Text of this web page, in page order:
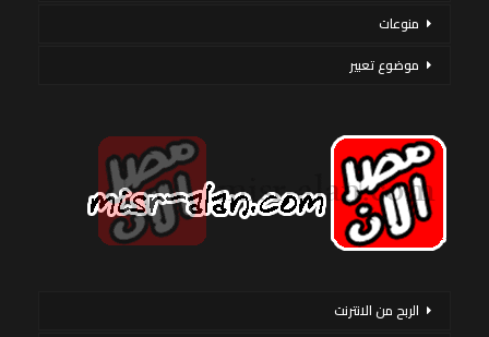
منوعات
موضوع تعبير
الربح من الانترنت